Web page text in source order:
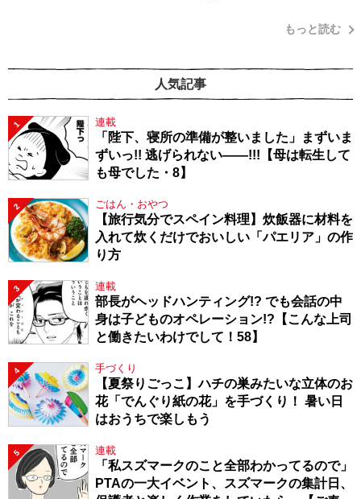
もっと読む
人気記事
1 連載
「陛下、寝所の準備が整いました」まずいま
ずいっ!! 逃げられない――!!!【母は転生して
も母でした・8】
2 ごはん・おやつ
【旅行気分でスペイン料理】炊飯器に材料を
入れて炊くだけでおいしい「パエリア」の作
り方
3 連載
部長がヘッドハンティング!? でも会話の中
身は子どものオペレーション!?【こんな上司
と働きたいわけでして！58】
4 手づくり
【夏祭りごっこ】ハチの巣みたいな立体のお
花「でんぐり紙の花」を手づくり！ 暑い日
はおうちで楽しもう
5 連載
「私スズマークのこと全部わかってるので」
PTAの一大イベント、スズマークの集計日、